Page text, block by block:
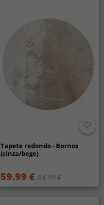
Tapete redondo - Bornos
(cinza/bege)
59.99 € 84.99 €